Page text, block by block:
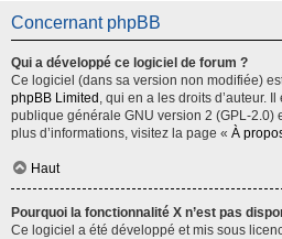
Concernant phpBB
Qui a développé ce logiciel de forum ?
Ce logiciel (dans sa version non modifiée)
phpBB Limited , qui en a les droits d’auteur.
publique générale GNU version 2 (GPL-2.0)
plus d’informations, visitez la page « À
Haut
Pourquoi la fonctionnalité X n’est pas
Ce logiciel a été développé et mis sous